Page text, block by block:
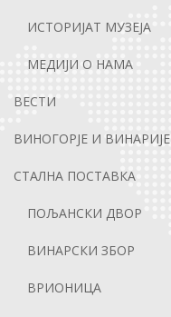
ИСТОРИЈАТ МУЗЕЈА
МЕДИЈИ О НАМА
ВЕСТИ
ВИНОГОРЈЕ И ВИНАРИЈЕ
СТАЛНА ПОСТАВКА
ПОЉАНСКИ ДВОР
ВИНАРСКИ ЗБОР
ВРИОНИЦА